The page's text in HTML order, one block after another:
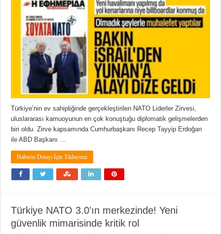
Türkiye’nin ev sahipliğinde gerçekleştirilen NATO Liderler Zirvesi,
uluslararası kamuoyunun en çok konuştuğu diplomatik gelişmelerden
biri oldu. Zirve kapsamında Cumhurbaşkanı Recep Tayyip Erdoğan
ile ABD Başkanı …
Haberin Detayı İçin Tıklayınız
Türkiye NATO 3.0’ın merkezinde! Yeni
güvenlik mimarisinde kritik rol